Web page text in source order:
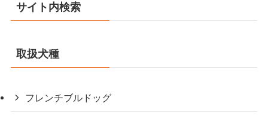
サイト内検索
取扱犬種
フレンチブルドッグ